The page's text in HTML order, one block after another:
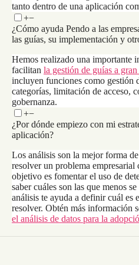
tanto dentro de una aplicación
+−
¿Cómo ayuda Pendo a las
las guías, su implementación y
Hemos realizado una importante
facilitan la gestión de guías a gran
incluyen funciones como gestión
categorías, limitación de acceso,
gobernanza.
+−
¿Por dónde empiezo con mi
aplicación?
Los análisis son la mejor forma
resolver un problema
objetivo es fomentar el uso de
saber cuáles son las que menos
análisis te ayuda a definir cuál es
resolver. Obtén más información
el análisis de datos para la